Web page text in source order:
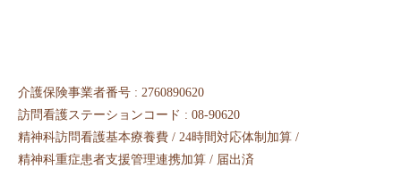
介護保険事業者番号 : 2760890620
訪問看護ステーションコード : 08-90620
精神科訪問看護基本療養費 / 24時間対応体制加算 /
精神科重症患者支援管理連携加算 / 届出済